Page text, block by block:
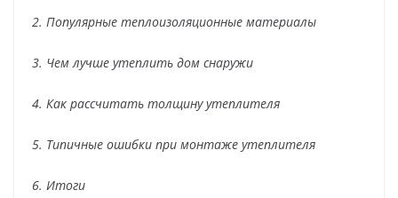
2. Популярные теплоизоляционные материалы
3. Чем лучше утеплить дом снаружи
4. Как рассчитать толщину утеплителя
5. Типичные ошибки при монтаже утеплителя
6. Итоги